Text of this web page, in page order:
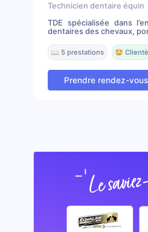
Technicien dentaire équin
TDE spécialisée dans
dentaires des chevaux,
📖 5 prestations 🤩
Prendre rendez-vous